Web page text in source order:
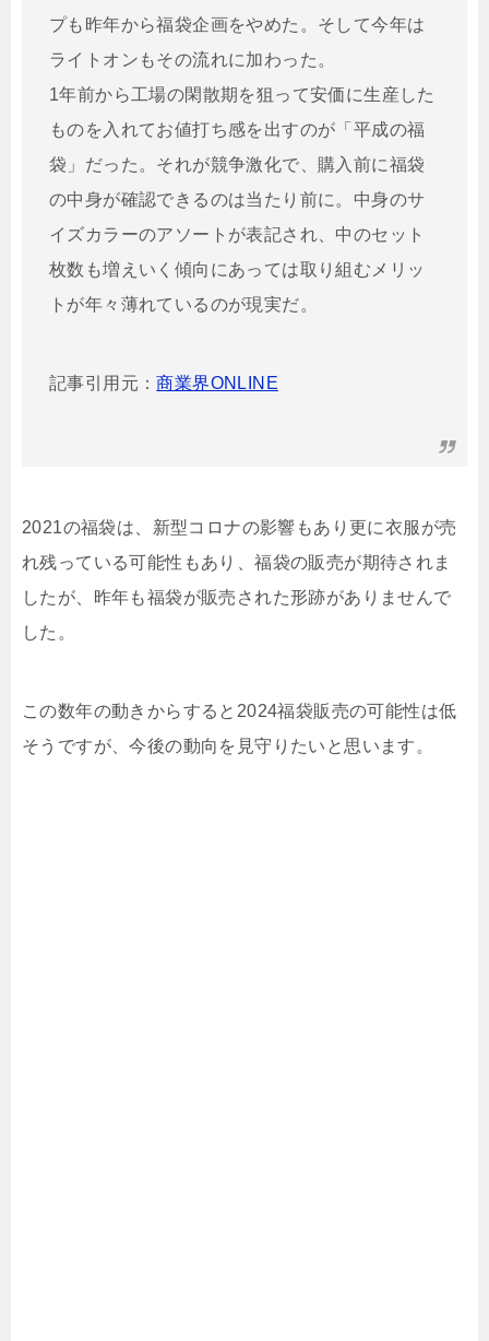
プも昨年から福袋企画をやめた。そして今年は
ライトオンもその流れに加わった。
1年前から工場の閑散期を狙って安価に生産した
ものを入れてお値打ち感を出すのが「平成の福
袋」だった。それが競争激化で、購入前に福袋
の中身が確認できるのは当たり前に。中身のサ
イズカラーのアソートが表記され、中のセット
枚数も増えいく傾向にあっては取り組むメリッ
トが年々薄れているのが現実だ。
記事引用元：商業界ONLINE
2021の福袋は、新型コロナの影響もあり更に衣服が売
れ残っている可能性もあり、福袋の販売が期待されま
したが、昨年も福袋が販売された形跡がありませんで
した。
この数年の動きからすると2024福袋販売の可能性は低
そうですが、今後の動向を見守りたいと思います。